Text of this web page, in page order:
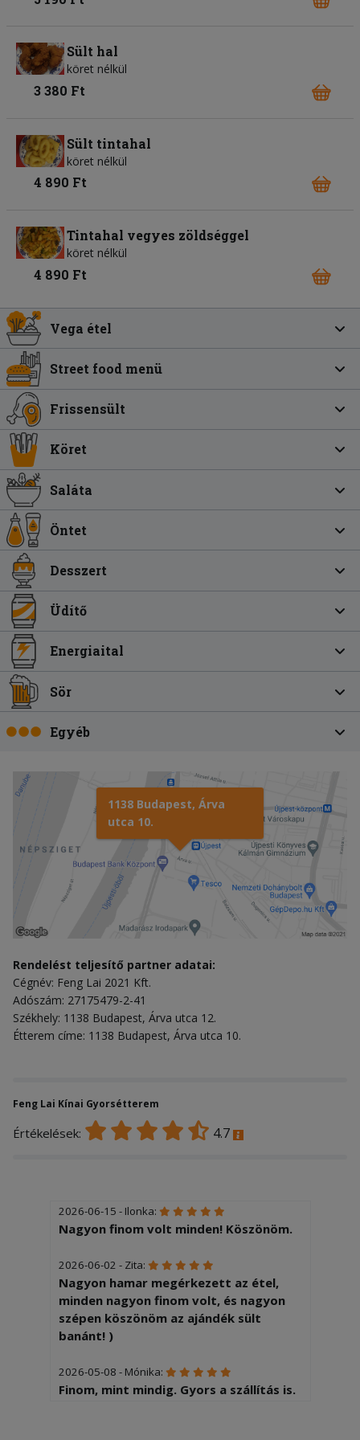
Sült hal
köret nélkül
3 380 Ft
Sült tintahal
köret nélkül
4 890 Ft
Tintahal vegyes zöldséggel
köret nélkül
4 890 Ft
Vega étel
Street food menü
Frissensült
Köret
Saláta
Öntet
Desszert
Üdítő
Energiaital
Sör
Egyéb
1138 Budapest, Árva
utca 10.
Rendelést teljesítő partner adatai:
Cégnév: Feng Lai 2021 Kft.
Adószám: 27175479-2-41
Székhely: 1138 Budapest, Árva utca 12.
Étterem címe: 1138 Budapest, Árva utca 10.
Feng Lai Kínai Gyorsétterem
Értékelések: 4.7
2026-06-15 - Ilonka:
Nagyon finom volt minden! Köszönöm.
2026-06-02 - Zita:
Nagyon hamar megérkezett az étel,
minden nagyon finom volt, és nagyon
szépen köszönöm az ajándék sült
banánt! )
2026-05-08 - Mónika:
Finom, mint mindig. Gyors a szállítás is.